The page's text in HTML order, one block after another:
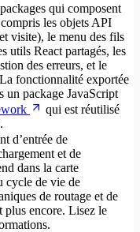
qui composent
les objets API
visite), le menu des fils
utils React partagés, les
des erreurs, et le
fonctionnalité exportée
un package JavaScript
qui est réutilisé
d’entrée de
et de
dans la carte
cycle de vie de
de routage et de
plus encore. Lisez le